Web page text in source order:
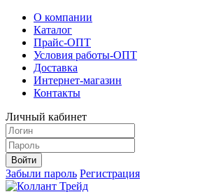
О компании
Каталог
Прайс-ОПТ
Условия работы-ОПТ
Доставка
Интернет-магазин
Контакты
Личный кабинет
Забыли пароль Регистрация